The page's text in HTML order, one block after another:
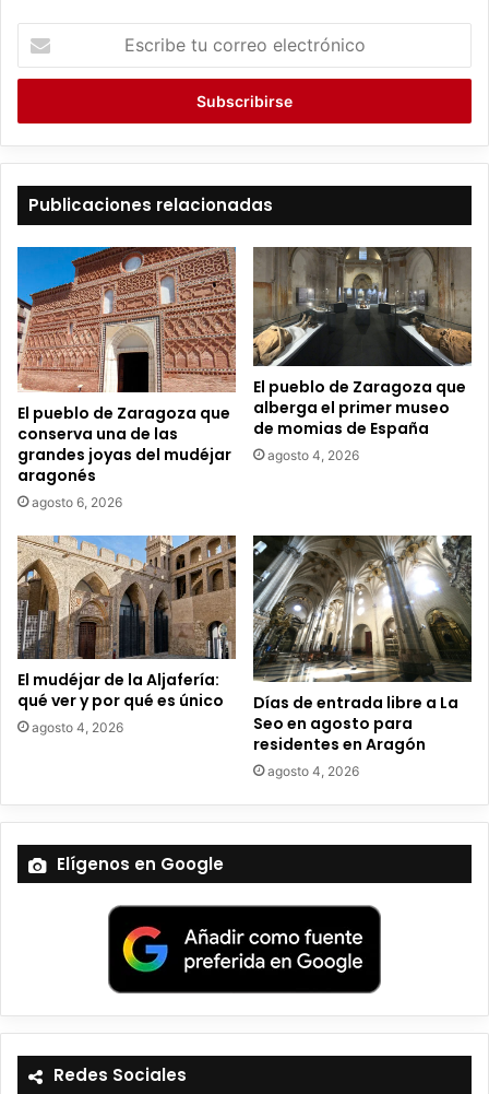
c
i
b
r
e
o
e
e
c
t
r
n
i
c
o
Publicaciones relacionadas
El pueblo de Zaragoza que
conserva una de las
grandes joyas del mudéjar
aragonés
agosto 6, 2026
El pueblo de Zaragoza que
alberga el primer museo
de momias de España
agosto 4, 2026
El mudéjar de la Aljafería:
qué ver y por qué es único
agosto 4, 2026
Días de entrada libre a La
Seo en agosto para
residentes en Aragón
agosto 4, 2026
Elígenos en Google
Redes Sociales